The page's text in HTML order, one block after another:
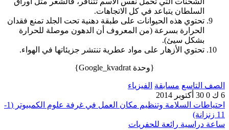
السلطان يتباعد في كل الاتجاهات.
تحتوي هذه الحيوانات على طبقة دهنية تحت الجلد تمنع فقدان
الحرارة بسرعة (من المعروف أن الدهون موصلة للحرارة
بشكل سيئ).
تحتوي الأزهار على مواد عطرية تنتشر جزيئاتها في الهواء.
{وحدة Google_kvadrat}
الصف التاسع مسابقة الفيزياء
6 ك
0 30 أكتوبر 2014
احتياطات السلامة وتنظيم مكان العمل في غرفة علوم الكمبيوتر (1-
11 زنزانة)
ساعة دراسية رائعة للحفريات